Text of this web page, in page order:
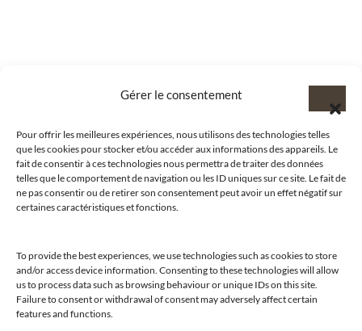
Gérer le consentement
Pour offrir les meilleures expériences, nous utilisons des technologies telles
que les cookies pour stocker et/ou accéder aux informations des appareils. Le
fait de consentir à ces technologies nous permettra de traiter des données
telles que le comportement de navigation ou les ID uniques sur ce site. Le fait de
ne pas consentir ou de retirer son consentement peut avoir un effet négatif sur
certaines caractéristiques et fonctions.
To provide the best experiences, we use technologies such as cookies to store
and/or access device information. Consenting to these technologies will allow
us to process data such as browsing behaviour or unique IDs on this site.
Failure to consent or withdrawal of consent may adversely affect certain
features and functions.
@clubamilcar
LUXURY SELECTIONS BY CLUB AMILCAR